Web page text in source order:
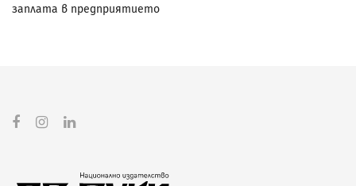
заплата в предприятието